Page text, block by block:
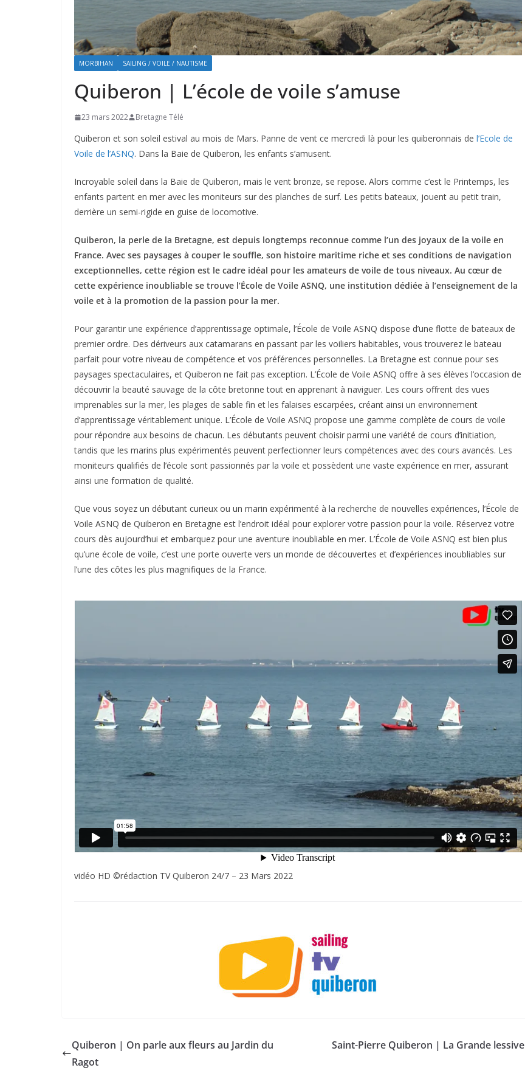
MORBIHAN SAILING / VOILE / NAUTISME
Quiberon | L’école de voile s’amuse
23 mars 2022 Bretagne Télé
Quiberon et son soleil estival au mois de Mars. Panne de vent ce mercredi là pour les quiberonnais de l’Ecole de
Voile de l’ASNQ. Dans la Baie de Quiberon, les enfants s’amusent.
Incroyable soleil dans la Baie de Quiberon, mais le vent bronze, se repose. Alors comme c’est le Printemps, les
enfants partent en mer avec les moniteurs sur des planches de surf. Les petits bateaux, jouent au petit train,
derrière un semi-rigide en guise de locomotive.
Quiberon, la perle de la Bretagne, est depuis longtemps reconnue comme l’un des joyaux de la voile en
France. Avec ses paysages à couper le souffle, son histoire maritime riche et ses conditions de navigation
exceptionnelles, cette région est le cadre idéal pour les amateurs de voile de tous niveaux. Au cœur de
cette expérience inoubliable se trouve l’École de Voile ASNQ, une institution dédiée à l’enseignement de la
voile et à la promotion de la passion pour la mer.
Pour garantir une expérience d’apprentissage optimale, l’École de Voile ASNQ dispose d’une flotte de bateaux de
premier ordre. Des dériveurs aux catamarans en passant par les voiliers habitables, vous trouverez le bateau
parfait pour votre niveau de compétence et vos préférences personnelles. La Bretagne est connue pour ses
paysages spectaculaires, et Quiberon ne fait pas exception. L’École de Voile ASNQ offre à ses élèves l’occasion de
découvrir la beauté sauvage de la côte bretonne tout en apprenant à naviguer. Les cours offrent des vues
imprenables sur la mer, les plages de sable fin et les falaises escarpées, créant ainsi un environnement
d’apprentissage véritablement unique. L’École de Voile ASNQ propose une gamme complète de cours de voile
pour répondre aux besoins de chacun. Les débutants peuvent choisir parmi une variété de cours d’initiation,
tandis que les marins plus expérimentés peuvent perfectionner leurs compétences avec des cours avancés. Les
moniteurs qualifiés de l’école sont passionnés par la voile et possèdent une vaste expérience en mer, assurant
ainsi une formation de qualité.
Que vous soyez un débutant curieux ou un marin expérimenté à la recherche de nouvelles expériences, l’École de
Voile ASNQ de Quiberon en Bretagne est l’endroit idéal pour explorer votre passion pour la voile. Réservez votre
cours dès aujourd’hui et embarquez pour une aventure inoubliable en mer. L’École de Voile ASNQ est bien plus
qu’une école de voile, c’est une porte ouverte vers un monde de découvertes et d’expériences inoubliables sur
l’une des côtes les plus magnifiques de la France.
vidéo HD ©rédaction TV Quiberon 24/7 – 23 Mars 2022
Quiberon | On parle aux fleurs au Jardin du
Ragot
Saint-Pierre Quiberon | La Grande lessive